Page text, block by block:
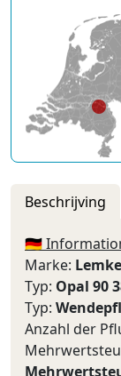
Beschrijving
🇩🇪
Marke:
Typ: Opal 90
Typ:
Anzahl der